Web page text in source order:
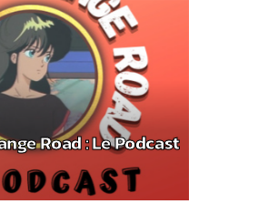
Road : Le Podcast